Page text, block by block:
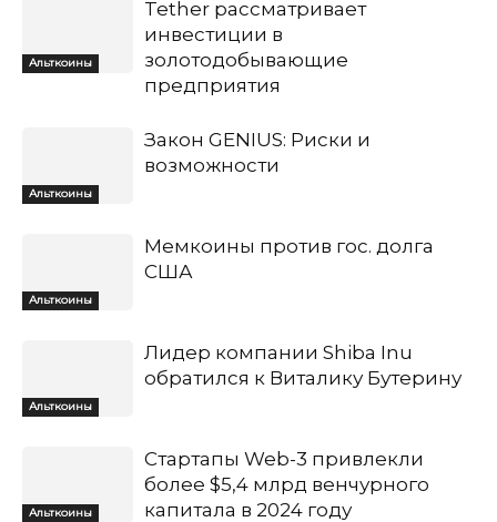
Альткоины
Tether рассматривает
инвестиции в
золотодобывающие
предприятия
Альткоины
Закон GENIUS: Риски и
возможности
Альткоины
Мемкоины против гос. долга
США
Альткоины
Лидер компании Shiba Inu
обратился к Виталику Бутерину
Альткоины
Стартапы Web-3 привлекли
более $5,4 млрд венчурного
капитала в 2024 году